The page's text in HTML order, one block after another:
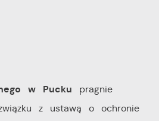
w Pucku pragnie
z ustawą o ochronie